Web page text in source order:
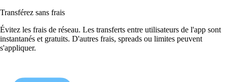
Transférez sans frais
Évitez les frais de réseau. Les transferts entre utilisateurs de l'app sont
instantanés et gratuits. D'autres frais, spreads ou limites peuvent
s'appliquer.